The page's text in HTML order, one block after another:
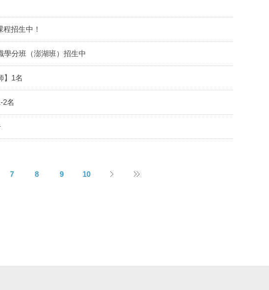
招生中！
學分班（澎湖班）招生中
】1名
2名
7 8 9 10